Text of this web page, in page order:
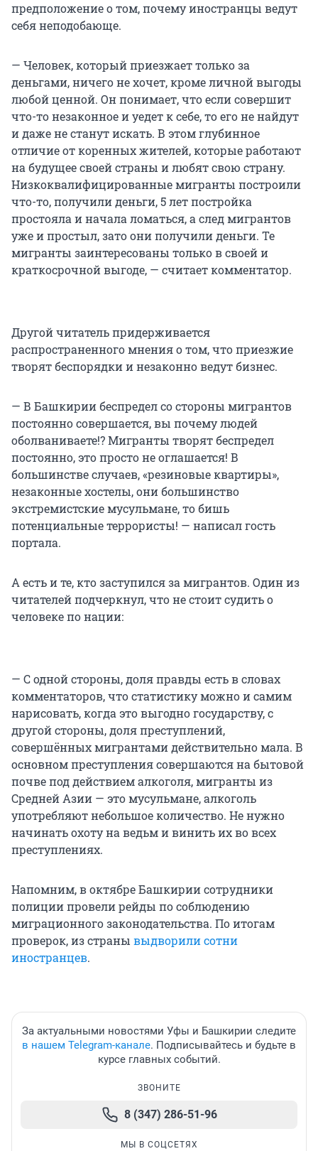
предположение о том, почему иностранцы ведут
себя неподобающе.
— Человек, который приезжает только за
деньгами, ничего не хочет, кроме личной выгоды
любой ценной. Он понимает, что если совершит
что-то незаконное и уедет к себе, то его не найдут
и даже не станут искать. В этом глубинное
отличие от коренных жителей, которые работают
на будущее своей страны и любят свою страну.
Низкоквалифицированные мигранты построили
что-то, получили деньги, 5 лет постройка
простояла и начала ломаться, а след мигрантов
уже и простыл, зато они получили деньги. Те
мигранты заинтересованы только в своей и
краткосрочной выгоде, — считает комментатор.
Другой читатель придерживается
распространенного мнения о том, что приезжие
творят беспорядки и незаконно ведут бизнес.
— В Башкирии беспредел со стороны мигрантов
постоянно совершается, вы почему людей
оболваниваете!? Мигранты творят беспредел
постоянно, это просто не оглашается! В
большинстве случаев, «резиновые квартиры»,
незаконные хостелы, они большинство
экстремистские мусульмане, то бишь
потенциальные террористы! — написал гость
портала.
А есть и те, кто заступился за мигрантов. Один из
читателей подчеркнул, что не стоит судить о
человеке по нации:
— С одной стороны, доля правды есть в словах
комментаторов, что статистику можно и самим
нарисовать, когда это выгодно государству, с
другой стороны, доля преступлений,
совершённых мигрантами действительно мала. В
основном преступления совершаются на бытовой
почве под действием алкоголя, мигранты из
Средней Азии — это мусульмане, алкоголь
употребляют небольшое количество. Не нужно
начинать охоту на ведьм и винить их во всех
преступлениях.
Напомним, в октябре Башкирии сотрудники
полиции провели рейды по соблюдению
миграционного законодательства. По итогам
проверок, из страны выдворили сотни
иностранцев.
За актуальными новостями Уфы и Башкирии следите
в нашем Telegram-канале. Подписывайтесь и будьте в
курсе главных событий.
ЗВОНИТЕ
8 (347) 286-51-96
МЫ В СОЦСЕТЯХ